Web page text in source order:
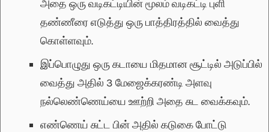
அதை ஒரு வடிகட்டியின் மூலம் வடிகட்டி புளி
தண்ணீரை எடுத்து ஒரு பாத்திரத்தில் வைத்து
கொள்ளவும்.
இப்பொழுது ஒரு கடாயை மிதமான சூட்டில் அடுப்பில்
வைத்து அதில் 3 மேஜைக்கரண்டி அளவு
நல்லெண்ணெய்யை ஊற்றி அதை சுட வைக்கவும்.
எண்ணெய் சுட்ட பின் அதில் கடுகை போட்டு